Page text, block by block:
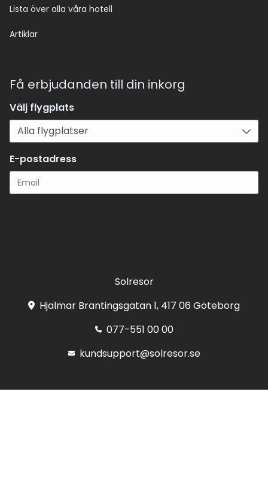
Lista över alla våra hotell
Artiklar
Få erbjudanden till din inkorg
Välj flygplats
E-postadress
Solresor
Hjalmar Brantingsgatan 1, 417 06 Göteborg
077-551 00 00
kundsupport@solresor.se